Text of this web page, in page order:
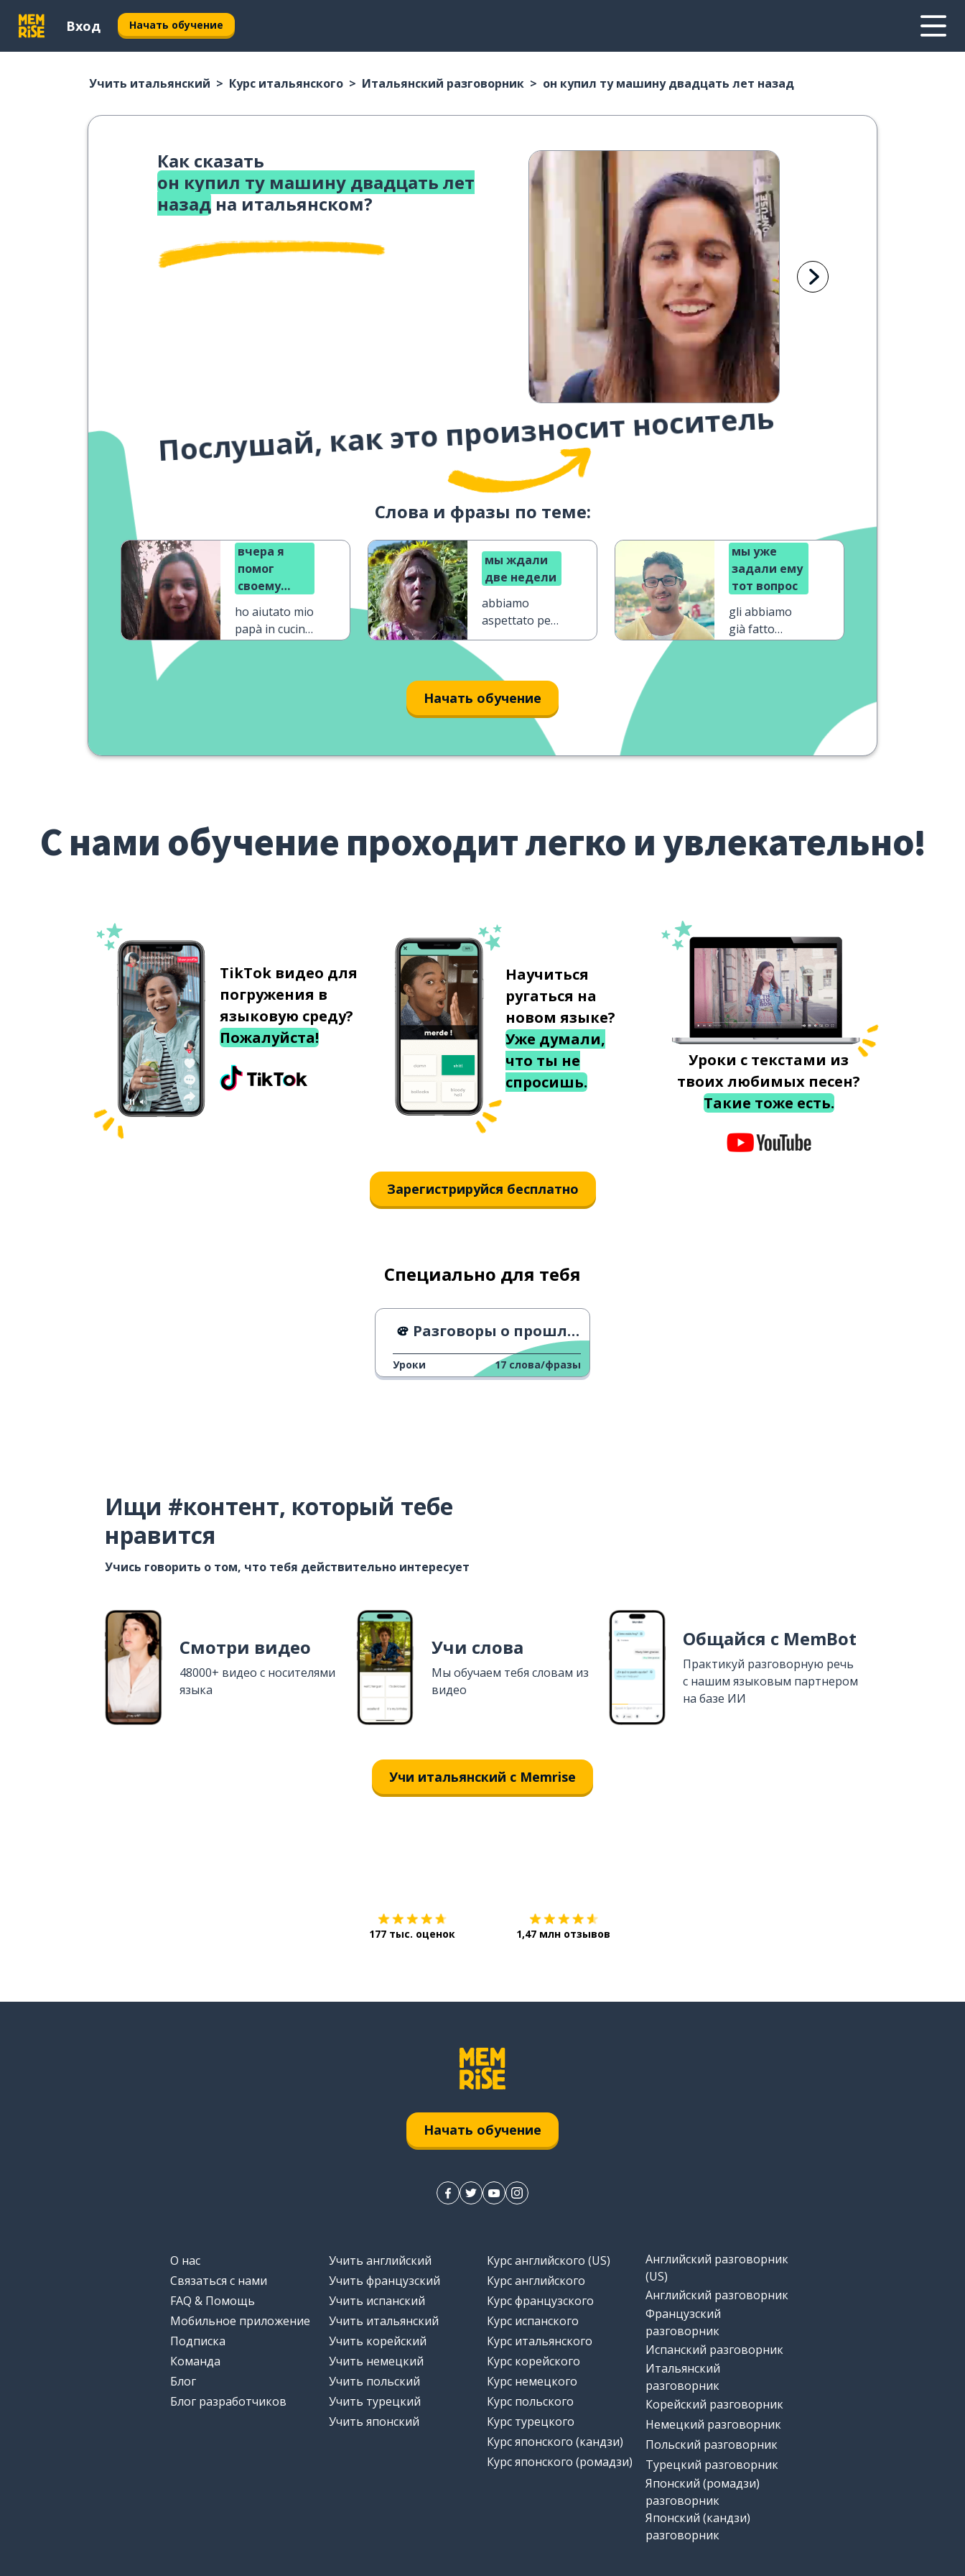
Вход Начать обучение
Учить итальянский Курс итальянского Итальянский разговорник он купил ту машину двадцать лет назад
Как сказать
он купил ту машину двадцать лет
назад на итальянском?
Послушай, как это произносит носитель
Слова и фразы по теме:
вчера я
помог
своему
кухне
ho aiutato mio
papà in cucina
мы ждали
две недели
abbiamo
aspettato per
due settimane
мы уже
задали ему
тот вопрос
gli abbiamo
già fatto
Начать обучение
С нами обучение проходит легко и увлекательно!
TikTok видео для
погружения в
языковую среду?
Пожалуйста!
Научиться
ругаться на
новом языке?
Уже думали,
что ты не
спросишь.
Уроки с текстами из
твоих любимых песен?
Такие тоже есть.
Зарегистрируйся бесплатно
Специально для тебя
Разговоры о прошлом 2
Уроки 17 слова/фразы
Ищи #контент, который тебе
нравится
Учись говорить о том, что тебя действительно интересует
Смотри видео
48000+ видео с носителями
языка
Учи слова
Мы обучаем тебя словам из
видео
Общайся с MemBot
Практикуй разговорную речь
с нашим языковым партнером
на базе ИИ
Учи итальянский с Memrise
177 тыс. оценок 1,47 млн отзывов
Начать обучение
О нас
Связаться с нами
FAQ & Помощь
Мобильное приложение
Подписка
Команда
Блог
Блог разработчиков
Учить английский
Учить французский
Учить испанский
Учить итальянский
Учить корейский
Учить немецкий
Учить польский
Учить турецкий
Учить японский
Курс английского (US)
Курс английского
Курс французского
Курс испанского
Курс итальянского
Курс корейского
Курс немецкого
Курс польского
Курс турецкого
Курс японского (кандзи)
Курс японского (ромадзи)
Английский разговорник
(US)
Английский разговорник
Французский
разговорник
Испанский разговорник
Итальянский
разговорник
Корейский разговорник
Немецкий разговорник
Польский разговорник
Турецкий разговорник
Японский (ромадзи)
разговорник
Японский (кандзи)
разговорник